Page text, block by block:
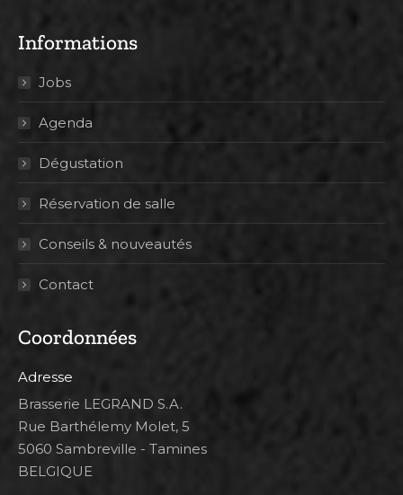
Informations
Jobs
Agenda
Dégustation
Réservation de salle
Conseils & nouveautés
Contact
Coordonnées
Adresse
Brasserie LEGRAND S.A.
Rue Barthélemy Molet, 5
5060 Sambreville - Tamines
BELGIQUE